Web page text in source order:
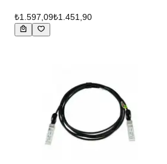
₺1.597,09₺1.451,90